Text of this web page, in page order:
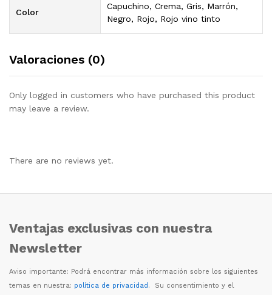
Color
Capuchino, Crema, Gris, Marrón,
Negro, Rojo, Rojo vino tinto
Valoraciones (0)
Only logged in customers who have purchased this product
may leave a review.
There are no reviews yet.
Ventajas exclusivas con nuestra
Newsletter
Aviso importante: Podrá encontrar más información sobre los siguientes
temas en nuestra: política de privacidad. Su consentimiento y el